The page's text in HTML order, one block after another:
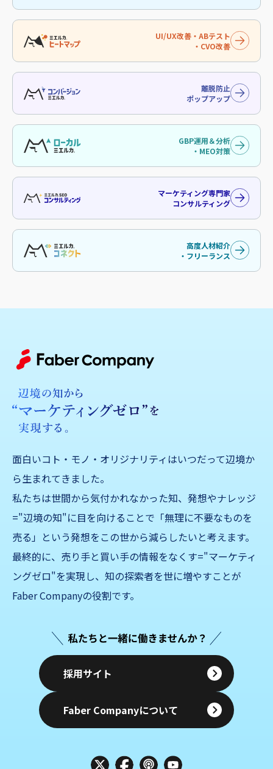
UI/UX改善・ABテスト
・CVO改善
離脱防止
ポップアップ
GBP運用＆分析
・MEO対策
マーケティング専門家
コンサルティング
高度人材紹介
・フリーランス
面白いコト・モノ・オリジナリティはいつだって辺境か
ら生まれてきました。
私たちは世間から気付かれなかった知、発想やナレッジ
="辺境の知"に目を向けることで「無理に不要なものを
売る」 という発想をこの世から減らしたいと考えます。
最終的に、売り手と買い手の情報をなくす="マーケティ
ングゼロ"を実現し、知の探索者を世に増やすことが
Faber Companyの役割です。
採用サイト
Faber Companyについて